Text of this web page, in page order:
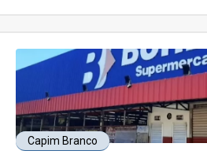
Capim Branco